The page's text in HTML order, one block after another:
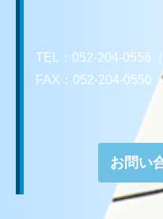
TEL：052-204-0556（
FAX：052-204-0550
お問い
お問い